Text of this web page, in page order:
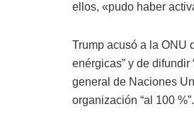
ellos, «pudo haber
Trump acusó a la ONU
enérgicas” y de
general de Naciones
organización “al 100 %”.